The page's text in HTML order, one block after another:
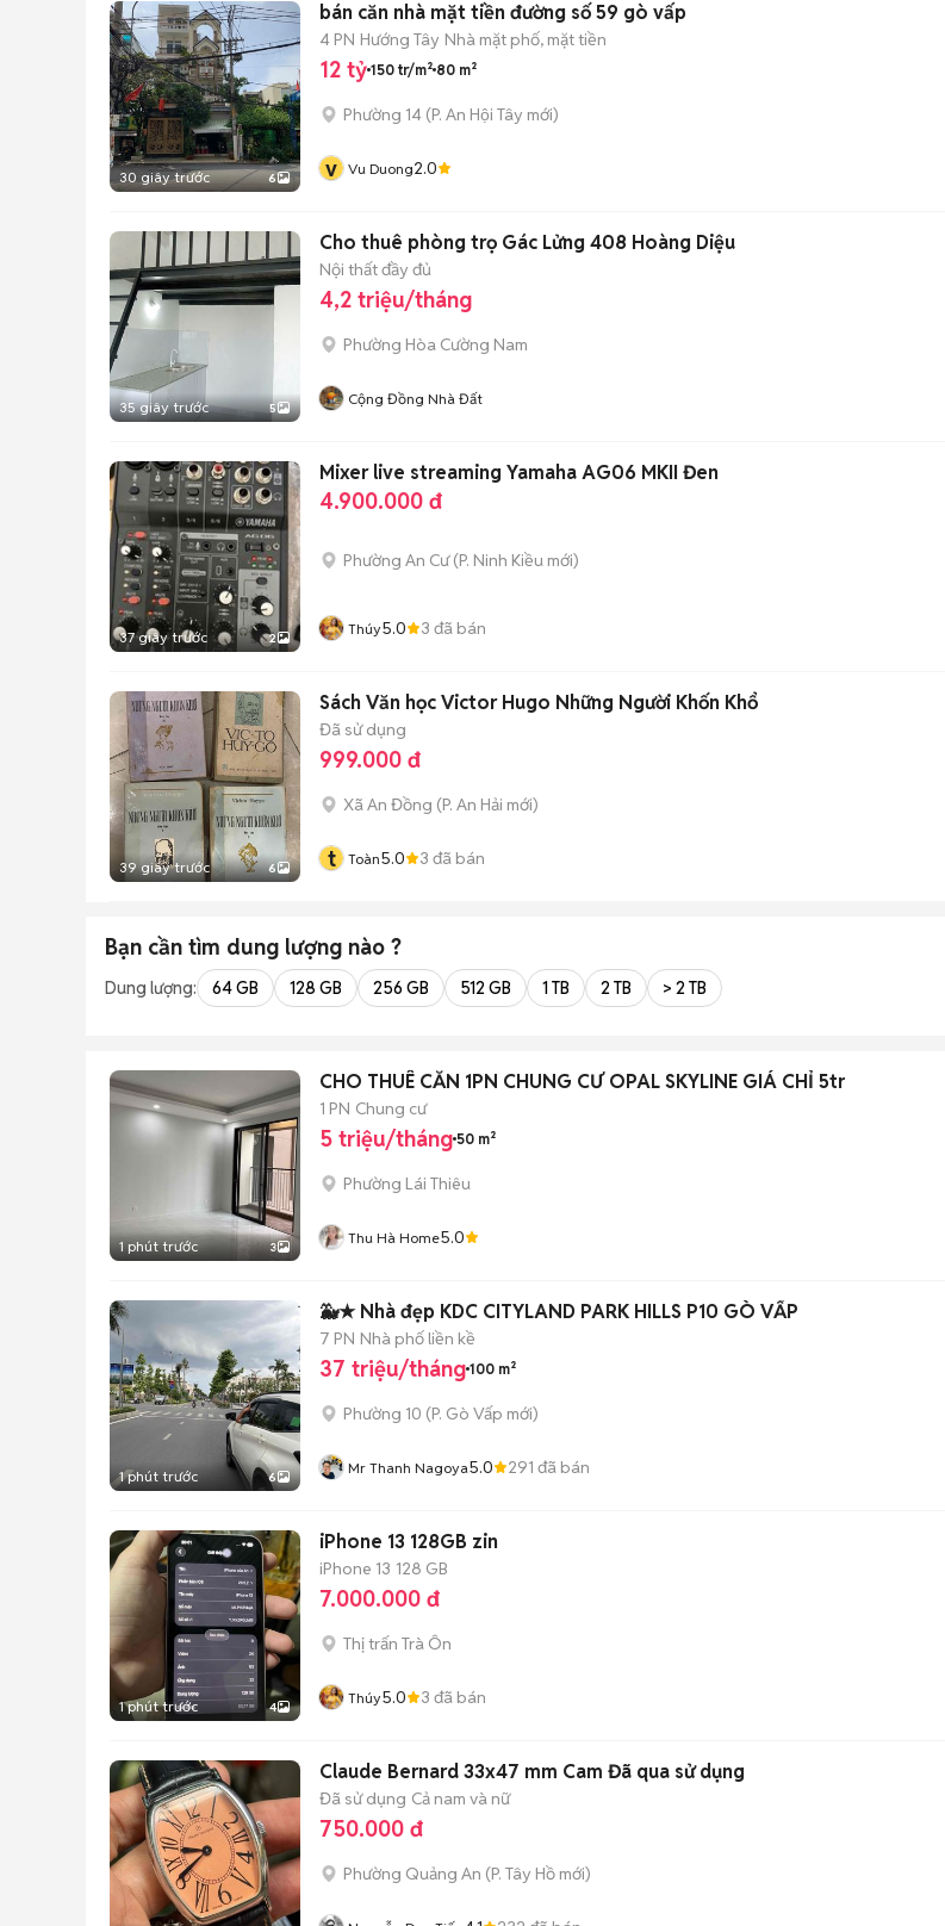
30 giây trước 6
bán căn nhà mặt tiền đường số 59 gò vấp
4 PN Hướng Tây Nhà mặt phố, mặt tiền
12 tỷ 150 tr/m² 80 m²
Phường 14 (P. An Hội Tây mới)
v Vu Duong2.0
35 giây trước 5
Cho thuê phòng trọ Gác Lửng 408 Hoàng Diệu
Nội thất đầy đủ
4,2 triệu/tháng
Phường Hòa Cường Nam
Cộng Đồng Nhà Đất
37 giây trước 2
Mixer live streaming Yamaha AG06 MKII Đen
4.900.000 đ
Phường An Cư(P. Ninh Kiều mới)
Thúy5.0 3 đã bán
39 giây trước 6
Sách Văn học Victor Hugo Những Người Khốn Khổ
Đã sử dụng
999.000 đ
Xã An Đồng (P. An Hải mới)
t Toàn5.0 3 đã bán
Bạn cần tìm dung lượng nào ?
Dung lượng: 64 GB 128 GB 256 GB 512 GB 1 TB 2 TB > 2 TB
1 phút trước 3
CHO THUÊ CĂN 1PN CHUNG CƯ OPAL SKYLINE GIÁ CHỈ 5tr
1 PN Chung cư
5 triệu/tháng 50 m²
Phường Lái Thiêu
Thu Hà Home5.0
1 phút trước 6
🐳★ Nhà đẹp KDC CITYLAND PARK HILLS P10 GÒ VẤP
7 PN Nhà phố liền kề
37 triệu/tháng 100 m²
Phường 10 (P. Gò Vấp mới)
Mr Thanh Nagoya5.0 291 đã bán
1 phút trước 4
iPhone 13 128GB zin
iPhone 13 128 GB
7.000.000 đ
Thị trấn Trà Ôn
Thúy5.0 3 đã bán
Claude Bernard 33x47 mm Cam Đã qua sử dụng
Đã sử dụng Cả nam và nữ
750.000 đ
Phường Quảng An (P. Tây Hồ mới)